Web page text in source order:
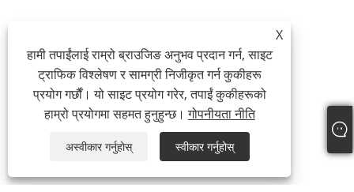
X
हामी तपाईंलाई राम्रो ब्राउजिङ अनुभव प्रदान गर्न, साइट
ट्राफिक विश्लेषण र सामग्री निजीकृत गर्न कुकीहरू
प्रयोग गर्छौं। यो साइट प्रयोग गरेर, तपाईं कुकीहरूको
हाम्रो प्रयोगमा सहमत हुनुहुन्छ।गोपनीयता नीति
अस्वीकार गर्नुहोस् स्वीकार गर्नुहोस्